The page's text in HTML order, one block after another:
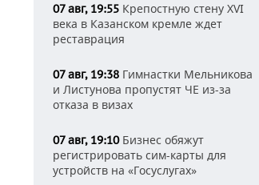
07 авг, 19:55 Крепостную стену XVI
века в Казанском кремле ждет
реставрация
07 авг, 19:38 Гимнастки Мельникова
и Листунова пропустят ЧЕ из-за
отказа в визах
07 авг, 19:10Бизнес обяжут
регистрировать сим-карты для
устройств на «Госуслугах»